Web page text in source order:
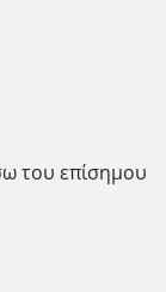
του επίσημου